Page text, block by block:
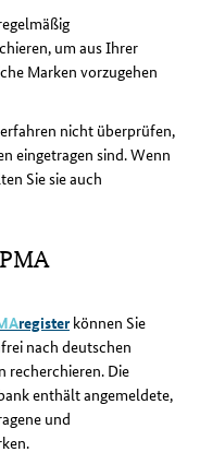
um aus Ihrer
Marken vorzugehen
nicht überprüfen,
eingetragen sind. Wenn
Sie sie auch
registerkönnen Sie
nach deutschen
recherchieren. Die
enthält angemeldete,
und